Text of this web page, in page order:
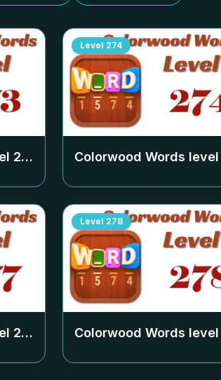
273
Level 274
Colorwood Words level
277
Level 278
Colorwood Words level